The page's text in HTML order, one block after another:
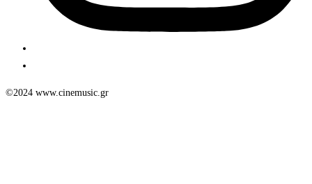
©2024 www.cinemusic.gr